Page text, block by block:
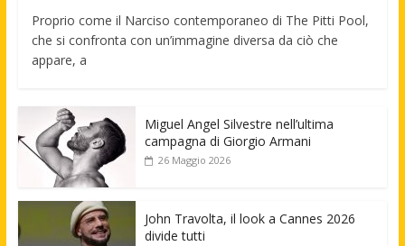
Proprio come il Narciso contemporaneo di The Pitti Pool,
che si confronta con un’immagine diversa da ciò che
appare, a
Miguel Angel Silvestre nell’ultima
campagna di Giorgio Armani
26 Maggio 2026
John Travolta, il look a Cannes 2026
divide tutti